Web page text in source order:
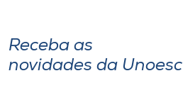
Receba as
novidades da Unoesc